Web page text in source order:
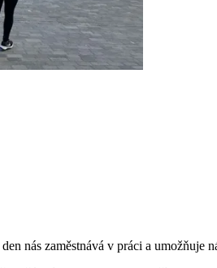
nás zaměstnává v práci a umožňuje